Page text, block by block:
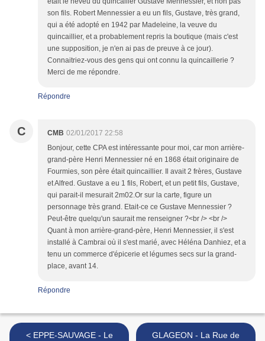
son fils. Robert Mennessier a eu un fils, Gustave, très grand,
qui a été adopté en 1942 par Madeleine, la veuve du
quincaillier, et a probablement repris la boutique (mais c'est
une supposition, je n'en ai pas de preuve à ce jour).
Connaitriez-vous des gens qui ont connu la quincaillerie ?
Merci de me répondre.
Répondre
C CMB 02/01/2017 22:58
Bonjour, cette CPA est intéressante pour moi, car mon arrière-
grand-père Henri Mennessier né en 1868 était originaire de
Fourmies, son père était quincaillier. Il avait 2 frères, Gustave
et Alfred. Gustave a eu 1 fils, Robert, et un petit fils, Gustave,
qui parait-il mesurait 2m02.Or sur la carte, figure un
personnage très grand. Etait-ce ce Gustave Mennessier ?
Peut-être quelqu'un saurait me renseigner ?<br /> <br />
Quant à mon arrière-grand-père, Henri Mennessier, il s'est
installé à Cambrai où il s'est marié, avec Héléna Danhiez, et a
tenu un commerce d'épicerie et légumes secs sur la grand-
place, avant 14.
Répondre
< EPPE-SAUVAGE - Le
GLAGEON - La Rue de